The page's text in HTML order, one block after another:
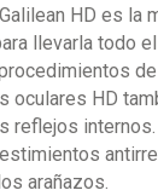
HD es la
llevarla todo
oculares HD
reflejos
arañazos.